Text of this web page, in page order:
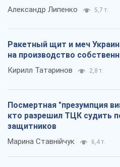
Александр Липенко 5,7 т.
Ракетный щит и меч
на производство
Кирилл Татаринов 2,8 т.
Посмертная "презумпция
кто разрешил ТЦК судить
защитников
Марина Ставнійчук 6,4 т.